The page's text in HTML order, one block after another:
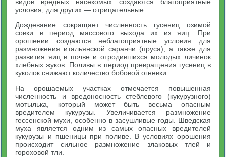
условия, для других — отрицательные.
Дождевание сокращает численность гусениц озимой
совки в период массового выхода их из яиц. При
орошении создаются неблагоприятные условия для
размножения итальянской саранчи (пруса), а также для
развития яиц в почве и отродившихся молодых личинок
хлебных жуков. Поливы в период превращения гусениц в
куколок снижают количество бобовой огневки.
На орошаемых участках отмечается повышенная
численность и вредоносность стеблевого (кукурузного)
мотылька, который может быть весьма опасным
вредителем кукурузы. Увеличивается размножение
гессенской мухи, особенно в засушливые годы. Шведская
муха является одним из самых опасных вредителей
кукурузы и пшеницы при поливе. В условиях орошения
происходит сильное размножение злаковых тлей и
гороховой тли.